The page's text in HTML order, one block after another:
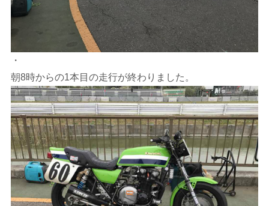
・
朝8時からの1本目の走行が終わりました。